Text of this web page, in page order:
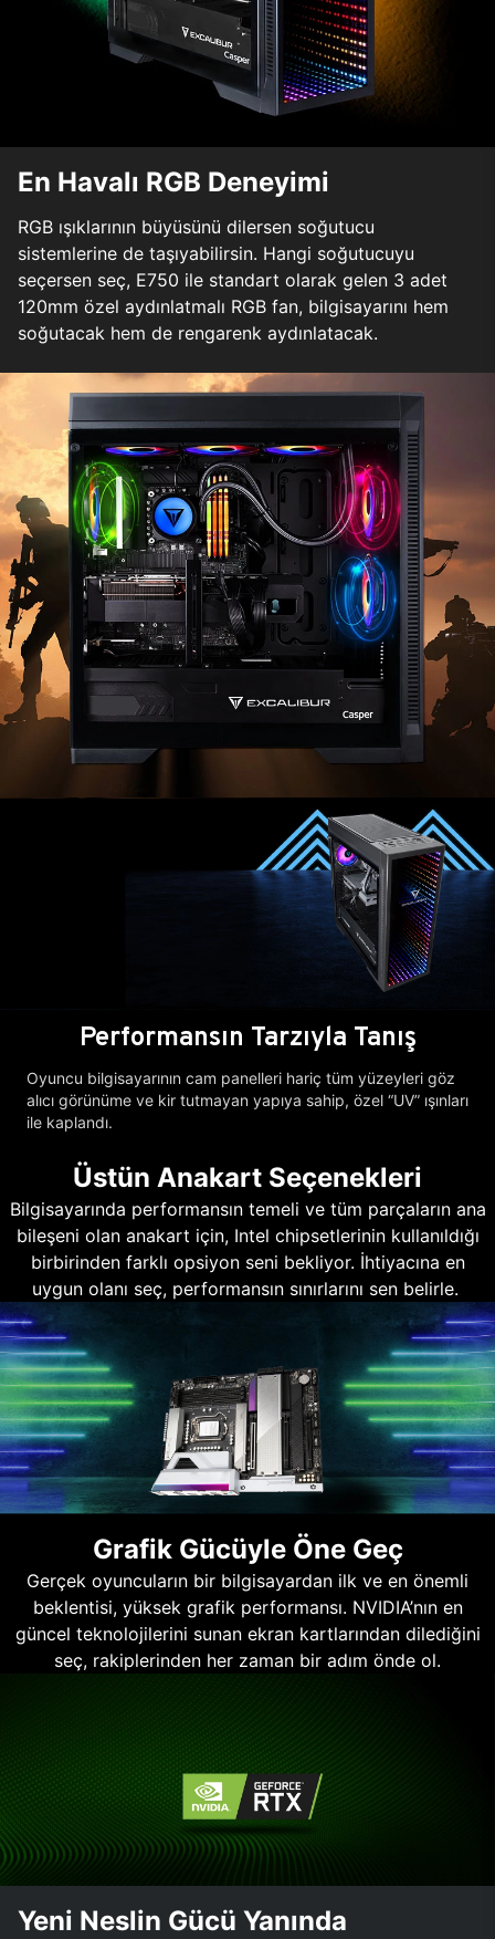
En Havalı RGB Deneyimi
RGB ışıklarının büyüsünü dilersen soğutucu
sistemlerine de taşıyabilirsin. Hangi soğutucuyu
seçersen seç, E750 ile standart olarak gelen 3 adet
120mm özel aydınlatmalı RGB fan, bilgisayarını hem
soğutacak hem de rengarenk aydınlatacak.
Performansın Tarzıyla Tanış
Oyuncu bilgisayarının cam panelleri hariç tüm yüzeyleri göz
alıcı görünüme ve kir tutmayan yapıya sahip, özel “UV” ışınları
ile kaplandı.
Üstün Anakart Seçenekleri
Bilgisayarında performansın temeli ve tüm parçaların ana
bileşeni olan anakart için, Intel chipsetlerinin kullanıldığı
birbirinden farklı opsiyon seni bekliyor. İhtiyacına en
uygun olanı seç, performansın sınırlarını sen belirle.
Grafik Gücüyle Öne Geç
Gerçek oyuncuların bir bilgisayardan ilk ve en önemli
beklentisi, yüksek grafik performansı. NVIDIA’nın en
güncel teknolojilerini sunan ekran kartlarından dilediğini
seç, rakiplerinden her zaman bir adım önde ol.
Yeni Neslin Gücü Yanında